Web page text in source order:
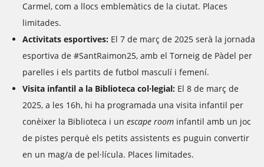
Carmel, com a llocs emblemàtics de la ciutat. Places
limitades.
Activitats esportives: El 7 de març de 2025 serà la jornada
esportiva de #SantRaimon25, amb el Torneig de Pàdel per
parelles i els partits de futbol masculí i femení.
Visita infantil a la Biblioteca col·legial: El 8 de març de
2025, a les 16h, hi ha programada una visita infantil per
conèixer la Biblioteca i un escape room infantil amb un joc
de pistes perquè els petits assistents es puguin convertir
en un mag/a de pel·lícula. Places limitades.